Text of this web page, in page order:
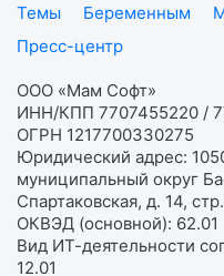
Темы
Беременным
Пресс-центр
ООО «Мам Софт»
ИНН/КПП 7707455220 /
ОГРН 1217700330275
Юридический адрес:
муниципальный округ
Спартаковская, д. 14,
ОКВЭД (основной): 62.01
Вид ИТ-деятельности
12.01